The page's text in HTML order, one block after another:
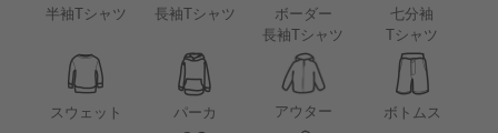
半袖Tシャツ 長袖Tシャツ
ボーダー
長袖Tシャツ
七分袖
Tシャツ
スウェット パーカ アウター ボトムス